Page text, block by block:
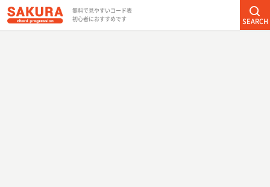
無料で見やすいコード表
初心者におすすめです
SEARCH